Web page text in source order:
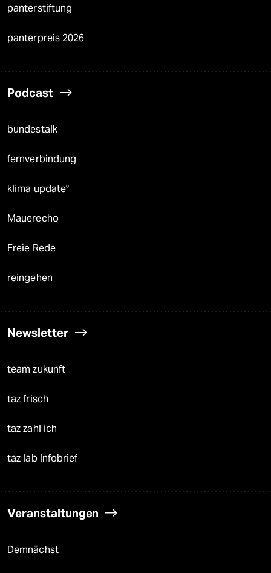
panterstiftung
panterpreis 2026
Podcast
bundestalk
fernverbindung
klima update°
Mauerecho
Freie Rede
reingehen
Newsletter
team zukunft
taz frisch
taz zahl ich
taz lab Infobrief
Veranstaltungen
Demnächst